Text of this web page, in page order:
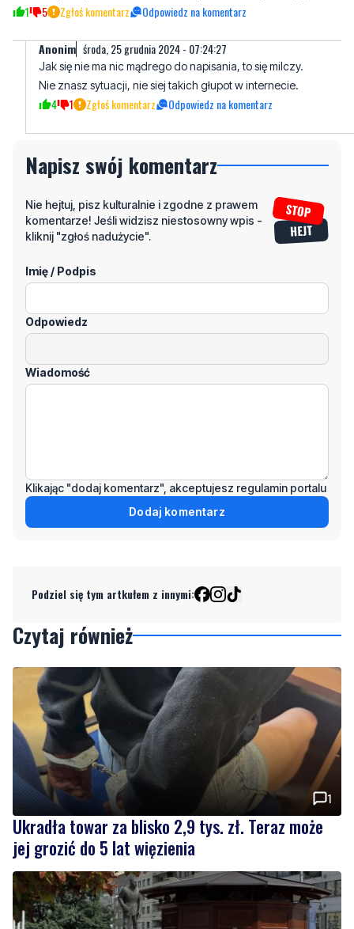
Jak się nie ma nic mądrego do napisania, to się milczy.
4 1 Zgłoś komentarz Odpowiedz na komentarz
Napisz swój komentarz
komentarze! Jeśli widzisz niestosowny wpis -
kliknij "zgłoś nadużycie".
Imię / Podpis
Odpowiedz
Wiadomość
Ukradła towar za blisko 2,9 tys. zł. Teraz może
jej grozić do 5 lat więzienia